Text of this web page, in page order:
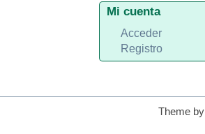
Mi cuenta
Acceder
Registro
Theme by